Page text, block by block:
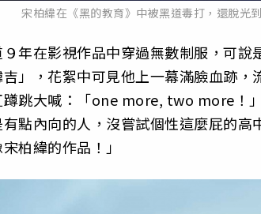
宋柏緯在《黑的教育》中被黑道毒打，還脫光
年在影視作品中穿過無數制服，可
」，花絮中可見他上一幕滿臉血跡
蹲跳大喊：「one more, two more！
點內向的人，沒嘗試個性這麼屁的
柏緯的作品！」